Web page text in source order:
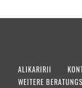
ALIKARIRII
WEITERE